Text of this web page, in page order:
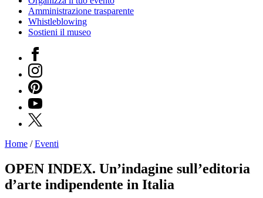
Amministrazione trasparente
Whistleblowing
Sostieni il museo
Facebook
Instagram
Pinterest
YouTube
X
Mostre
Eventi
Archivi
Home /Eventi
OPEN INDEX. Un’indagine sull’editoria
d’arte indipendente in Italia